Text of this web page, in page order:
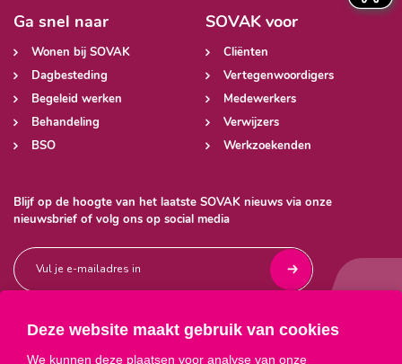
Deze website maakt gebruik van cookies
We kunnen deze plaatsen voor analyse van onze
Blijf op de hoogte van het laatste SOVAK nieuws via onze
nieuwsbrief of volg ons op social media
  
Ga snel naar
Wonen bij SOVAK
Dagbesteding
Begeleid werken
Behandeling
BSO
SOVAK voor
Cliënten
Vertegenwoordigers
Medewerkers
Verwijzers
Werkzoekenden